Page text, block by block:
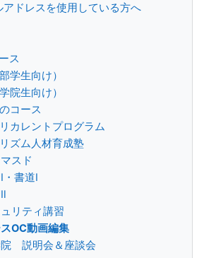
アドレスを使用している方へ
ス
学生向け）
院生向け）
コース
カレントプログラム
ズム人材育成塾
スド
・書道Ⅰ
リティ講習
OC動画編集
院 説明会＆座談会